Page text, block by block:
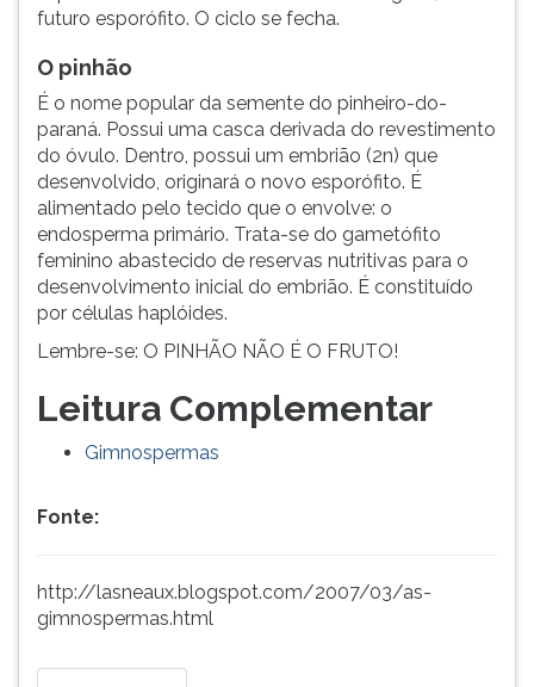
futuro esporófito. O ciclo se fecha.
O pinhão
É o nome popular da semente do pinheiro-do-
paraná. Possui uma casca derivada do revestimento
do óvulo. Dentro, possui um embrião (2n) que
desenvolvido, originará o novo esporófito. É
alimentado pelo tecido que o envolve: o
endosperma primário. Trata-se do gametófito
feminino abastecido de reservas nutritivas para o
desenvolvimento inicial do embrião. É constituído
por células haplóides.
Lembre-se: O PINHÃO NÃO É O FRUTO!
Leitura Complementar
Gimnospermas
Fonte:
http://lasneaux.blogspot.com/2007/03/as-
gimnospermas.html